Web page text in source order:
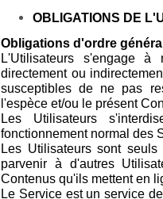
OBLIGATIONS DE
Obligations d'ordre
L'Utilisateurs s'engage
directement ou
susceptibles de ne pas
l'espèce et/ou le présent
Les Utilisateurs
fonctionnement normal des
Les Utilisateurs sont
parvenir à d'autres
Contenus qu'ils mettent en
Le Service est un service